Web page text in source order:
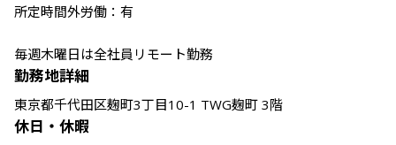
所定時間外労働：有
毎週木曜日は全社員リモート勤務
勤務地詳細
東京都千代田区麹町3丁目10-1 TWG麹町 3階
休日・休暇